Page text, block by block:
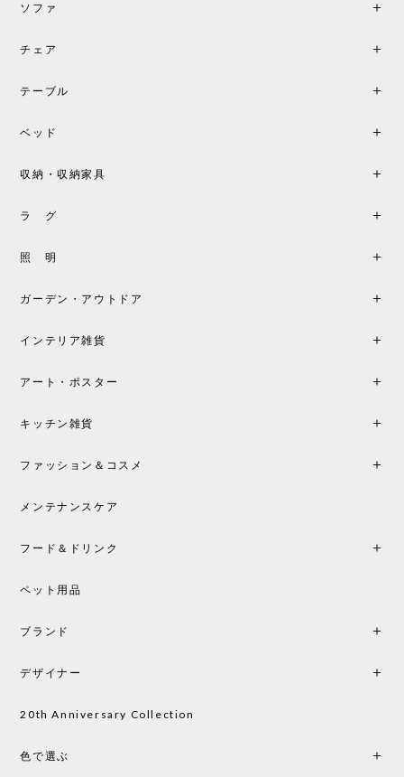
ソファ
チェア
テーブル
ベッド
収納・収納家具
ラ グ
照 明
ガーデン・アウトドア
インテリア雑貨
アート・ポスター
キッチン雑貨
ファッション＆コスメ
メンテナンスケア
フード＆ドリンク
ペット用品
ブランド
デザイナー
20th Anniversary Collection
色で選ぶ